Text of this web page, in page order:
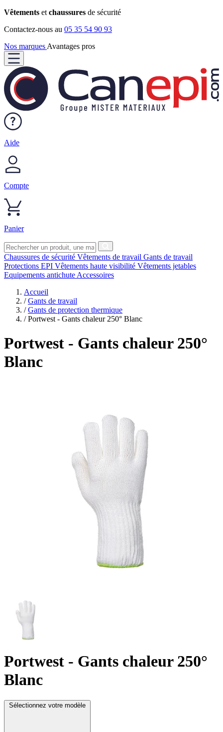
Vêtements et chaussures de sécurité
Contactez-nous au 05 35 54 90 93
Nos marques Avantages pros
Aide
Compte
Panier
Chaussures de sécurité Vêtements de travail Gants de travail
Protections EPI Vêtements haute visibilité Vêtements jetables
Equipements antichute Accessoires
Accueil
/ Gants de travail
/ Gants de protection thermique
/ Portwest - Gants chaleur 250° Blanc
Portwest - Gants chaleur 250°
Blanc
Portwest - Gants chaleur 250°
Blanc
Sélectionnez votre modèle